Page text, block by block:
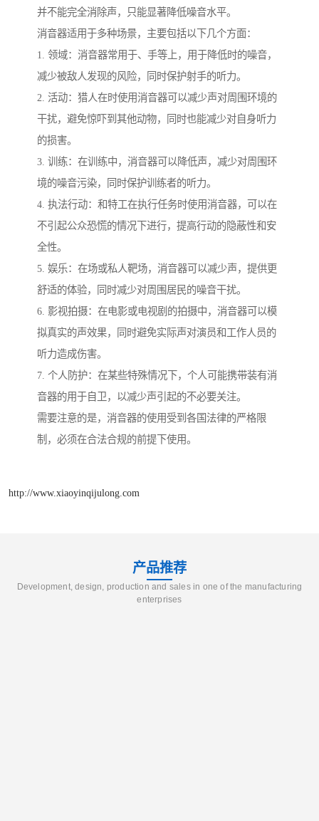
并不能完全消除声，只能显著降低噪音水平。
消音器适用于多种场景，主要包括以下几个方面：
1. 领域：消音器常用于、手等上，用于降低时的噪音，
减少被敌人发现的风险，同时保护射手的听力。
2. 活动：猎人在时使用消音器可以减少声对周围环境的
干扰，避免惊吓到其他动物，同时也能减少对自身听力
的损害。
3. 训练：在训练中，消音器可以降低声，减少对周围环
境的噪音污染，同时保护训练者的听力。
4. 执法行动：和特工在执行任务时使用消音器，可以在
不引起公众恐慌的情况下进行，提高行动的隐蔽性和安
全性。
5. 娱乐：在场或私人靶场，消音器可以减少声，提供更
舒适的体验，同时减少对周围居民的噪音干扰。
6. 影视拍摄：在电影或电视剧的拍摄中，消音器可以模
拟真实的声效果，同时避免实际声对演员和工作人员的
听力造成伤害。
7. 个人防护：在某些特殊情况下，个人可能携带装有消
音器的用于自卫，以减少声引起的不必要关注。
需要注意的是，消音器的使用受到各国法律的严格限
制，必须在合法合规的前提下使用。
http://www.xiaoyinqijulong.com
产品推荐
Development, design, production and sales in one of the manufacturing
enterprises